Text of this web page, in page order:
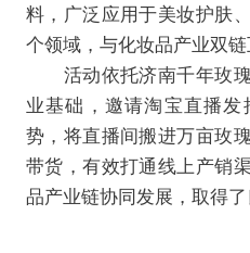
料，广泛应用于美妆护肤
个领域，与化妆品产业双链
活动依托济南千年玫瑰
业基础，邀请淘宝直播
势，将直播间搬进万亩玫
带货，有效打通线上产销
品产业链协同发展，取得了